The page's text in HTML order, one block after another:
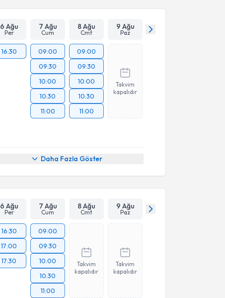
6 Ağu
Per
7 Ağu
Cum
8 Ağu
Cmt
9 Ağu
Paz
16:30
09:00
09:30
10:00
10:30
11:00
09:00
09:30
10:00
10:30
11:00
Takvim
kapalıdır
Daha Fazla Göster
6 Ağu
Per
7 Ağu
Cum
8 Ağu
Cmt
9 Ağu
Paz
16:30
17:00
17:30
09:00
09:30
10:00
10:30
11:00
Takvim
kapalıdır
Takvim
kapalıdır